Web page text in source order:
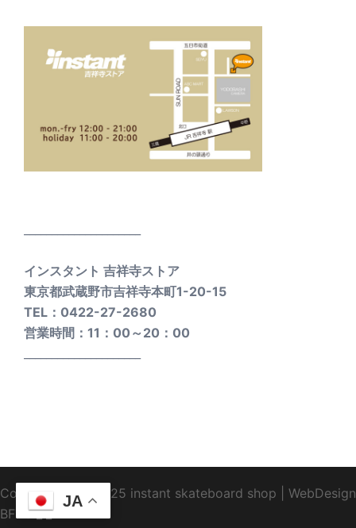
インスタント 吉祥寺ストア
東京都武蔵野市吉祥寺本町1-20-15
TEL：0422-27-2680
営業時間：11：00～20：00
Copyright1995-2025 instant skateboard shop
WebDesign
BFTC_ _.
JA